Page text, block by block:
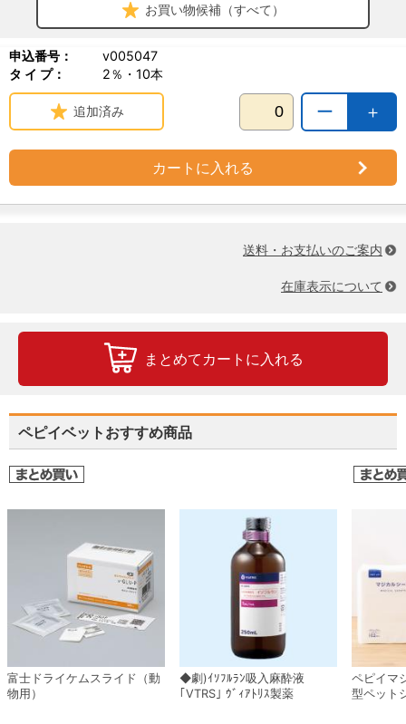
お買い物候補（すべて）
申込番号：
v005047
タ イ プ：
2％・10本
＋
ー
追加済み
カートに入れる
送料・お支払いのご案内
在庫表示について
まとめてカートに入れる
ペピイベットおすすめ商品
富士ドライケムスライド（動
物用）
◆劇)ｲｿﾌﾙﾗﾝ吸入麻酔液
｢VTRS｣ ｳﾞｨｱﾄﾘｽ製薬
ペピイマ
型ペット